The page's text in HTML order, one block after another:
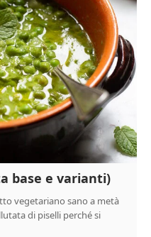
base e varianti)
vegetariano sano a metà
di piselli perché si